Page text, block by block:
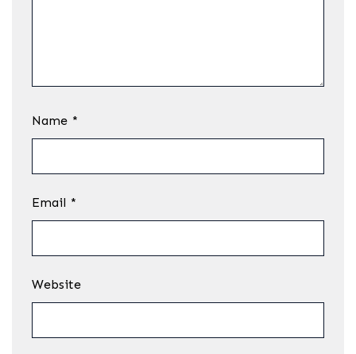
Name *
Email *
Website